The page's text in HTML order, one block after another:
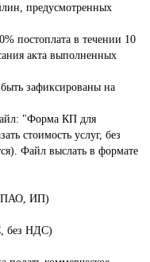
предусмотренных
акта выполненных
зафиксированы на
стоимость услуг, без
Файл выслать в формате
ПАО, ИП)
без НДС)